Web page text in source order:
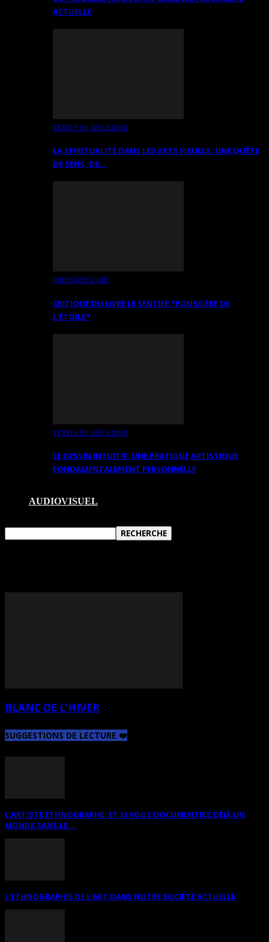
ACTUELLE
TEXTES DE RÉFLEXION
LA SPIRITUALITÉ DANS LES ARTS VISUELS: UNE QUÊTE
DE SENS, DE…
CRITIQUES D’ART
CRITIQUE DU LIVRE LE SENTIER *POUSSIÈRE DE
L’ÉTOILE*
TEXTES DE RÉFLEXION
LE DESSIN INTUITIF. UNE PRATIQUE ARTISTIQUE
FONDAMENTALEMENT PERSONNELLE
AUDIOVISUEL
BLANC DE L’HIVER
SUGGESTIONS DE LECTURE ❤️
L’ARTISTE ETHNOGRAPHE: ET SI VOUS DOCUMENTIEZ DÉJÀ UN
MONDE SANS LE...
L’ETHNOGRAPHIE DE L’ART DANS NOTRE SOCIÉTÉ ACTUELLE